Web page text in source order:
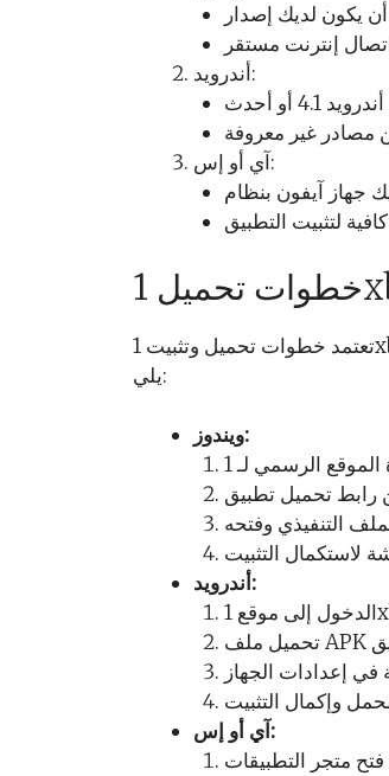
أندرويد:
آي أو إس:
تعتمد خطوات تحميل وتثبيت 1xbet على نظام التشغيل الذي تستخدمه. لنقم بمراجعة العمليات لكل نظام كما
يلي:
ويندوز:
أندرويد:
آي أو إس: